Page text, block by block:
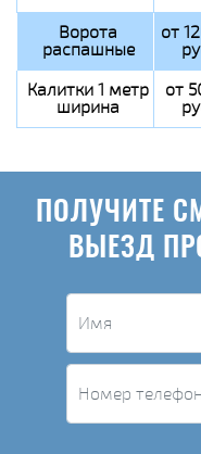
Ворота
распашные
от
Калитки 1 метр
ширина
от
ПОЛУЧИТЕ
ВЫЕЗД